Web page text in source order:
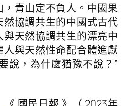
青山定不負人。中國果
然協調共生的中國式古代
天然協調共生的漂亮中
人與天然性命配合體進獻
說，為什麼猶豫不說？”